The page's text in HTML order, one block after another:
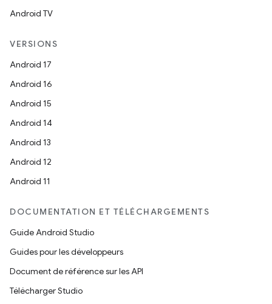
Android TV
VERSIONS
Android 17
Android 16
Android 15
Android 14
Android 13
Android 12
Android 11
DOCUMENTATION ET TÉLÉCHARGEMENTS
Guide Android Studio
Guides pour les développeurs
Document de référence sur les API
Télécharger Studio